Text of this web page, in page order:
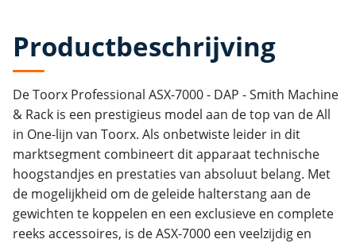
Productbeschrijving
De Toorx Professional ASX-7000 - DAP - Smith Machine
& Rack is een prestigieus model aan de top van de All
in One-lijn van Toorx. Als onbetwiste leider in dit
marktsegment combineert dit apparaat technische
hoogstandjes en prestaties van absoluut belang. Met
de mogelijkheid om de geleide halterstang aan de
gewichten te koppelen en een exclusieve en complete
reeks accessoires, is de ASX-7000 een veelzijdig en